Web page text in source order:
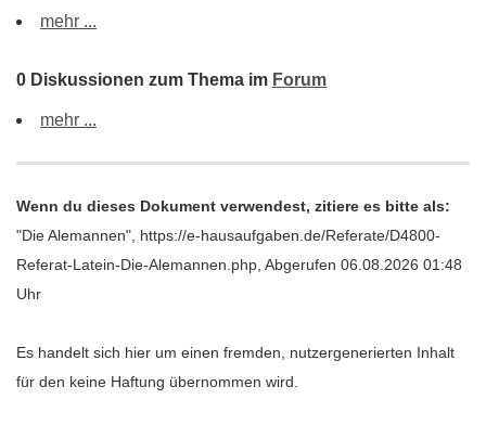
mehr ...
0 Diskussionen zum Thema im Forum
mehr ...
Wenn du dieses Dokument verwendest, zitiere es bitte als:
"Die Alemannen", https://e-hausaufgaben.de/Referate/D4800-
Referat-Latein-Die-Alemannen.php, Abgerufen 06.08.2026 01:48
Uhr
Es handelt sich hier um einen fremden, nutzergenerierten Inhalt
für den keine Haftung übernommen wird.